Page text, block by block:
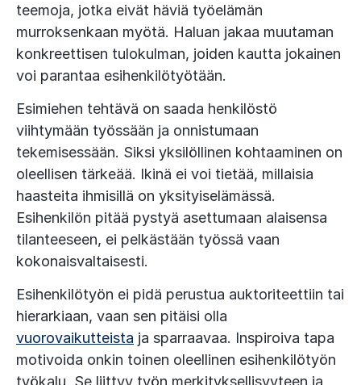
teemoja, jotka eivät häviä työelämän
murroksenkaan myötä. Haluan jakaa muutaman
konkreettisen tulokulman, joiden kautta jokainen
voi parantaa esihenkilötyötään.
Esimiehen tehtävä on saada henkilöstö
viihtymään työssään ja onnistumaan
tekemisessään. Siksi yksilöllinen kohtaaminen on
oleellisen tärkeää. Ikinä ei voi tietää, millaisia
haasteita ihmisillä on yksityiselämässä.
Esihenkilön pitää pystyä asettumaan alaisensa
tilanteeseen, ei pelkästään työssä vaan
kokonaisvaltaisesti.
Esihenkilötyön ei pidä perustua auktoriteettiin tai
hierarkiaan, vaan sen pitäisi olla
vuorovaikutteista ja sparraavaa. Inspiroiva tapa
motivoida onkin toinen oleellinen esihenkilötyön
työkalu. Se liittyy työn merkityksellisyyteen ja